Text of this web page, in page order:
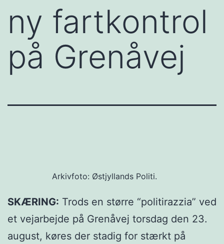
ny fartkontrol
på Grenåvej
Arkivfoto: Østjyllands Politi.
SKÆRING: Trods en større “politirazzia” ved
et vejarbejde på Grenåvej torsdag den 23.
august, køres der stadig for stærkt på